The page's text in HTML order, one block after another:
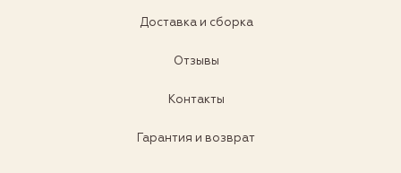
Доставка и сборка
Отзывы
Контакты
Гарантия и возврат